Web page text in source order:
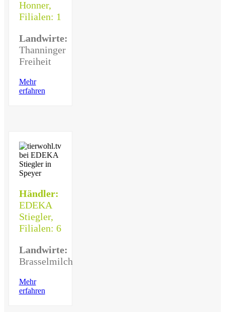
Honner,
Filialen: 1
Landwirte:
Thanninger
Freiheit
Mehr
erfahren
Händler:
EDEKA
Stiegler,
Filialen: 6
Landwirte:
Brasselmilch
Mehr
erfahren